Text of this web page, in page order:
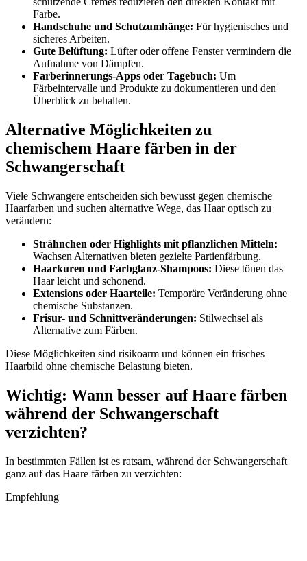
Farbe.
Handschuhe und Schutzumhänge: Für hygienisches und
sicheres Arbeiten.
Gute Belüftung: Lüfter oder offene Fenster vermindern die
Aufnahme von Dämpfen.
Farberinnerungs-Apps oder Tagebuch: Um
Färbeintervalle und Produkte zu dokumentieren und den
Überblick zu behalten.
Alternative Möglichkeiten zu
chemischem Haare färben in der
Schwangerschaft
Viele Schwangere entscheiden sich bewusst gegen chemische
Haarfarben und suchen alternative Wege, das Haar optisch zu
verändern:
Strähnchen oder Highlights mit pflanzlichen Mitteln:
Wachsen Alternativen bieten gezielte Partienfärbung.
Haarkuren und Farbglanz-Shampoos: Diese tönen das
Haar leicht und schonend.
Extensions oder Haarteile: Temporäre Veränderung ohne
chemische Substanzen.
Frisur- und Schnittveränderungen: Stilwechsel als
Alternative zum Färben.
Diese Möglichkeiten sind risikoarm und können ein frisches
Haarbild ohne chemische Belastung bieten.
Wichtig: Wann besser auf Haare färben
während der Schwangerschaft
verzichten?
In bestimmten Fällen ist es ratsam, während der Schwangerschaft
ganz auf das Haare färben zu verzichten:
Empfehlung